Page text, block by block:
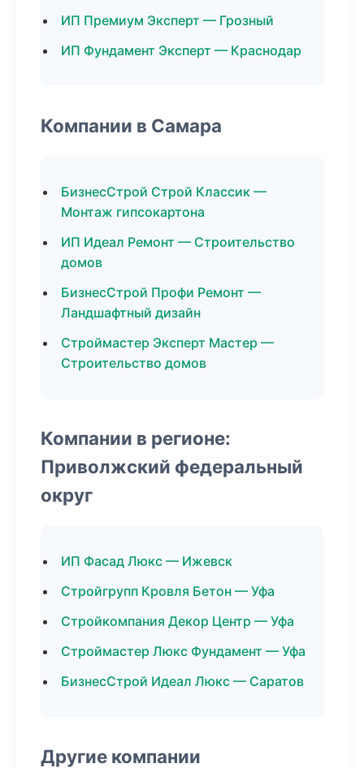
ИП Премиум Эксперт — Грозный
ИП Фундамент Эксперт — Краснодар
Компании в Самара
БизнесСтрой Строй Классик —
Монтаж гипсокартона
ИП Идеал Ремонт — Строительство
домов
БизнесСтрой Профи Ремонт —
Ландшафтный дизайн
Строймастер Эксперт Мастер —
Строительство домов
Компании в регионе:
Приволжский федеральный
округ
ИП Фасад Люкс — Ижевск
Стройгрупп Кровля Бетон — Уфа
Стройкомпания Декор Центр — Уфа
Строймастер Люкс Фундамент — Уфа
БизнесСтрой Идеал Люкс — Саратов
Другие компании